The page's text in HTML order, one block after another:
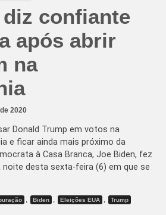
confiante
após abrir
na
2020
Donald Trump em votos na
e ficar ainda mais próximo da
à Casa Branca, Joe Biden, fez
desta sexta-feira (6) em que se
, Biden , Eleições EUA , Trump